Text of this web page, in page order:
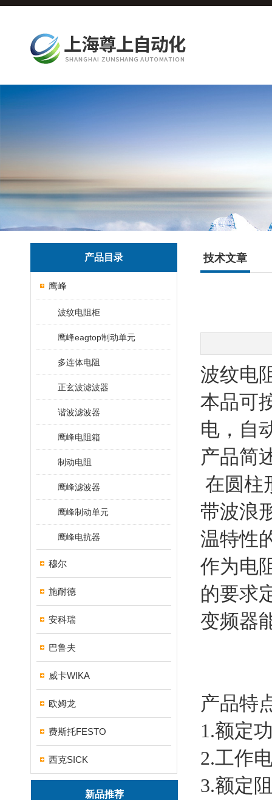
产品目录
鹰峰
波纹电阻柜
鹰峰eagtop制动单元
多连体电阻
正玄波滤波器
谐波滤波器
鹰峰电阻箱
制动电阻
鹰峰滤波器
鹰峰制动单元
鹰峰电抗器
穆尔
施耐德
安科瑞
巴鲁夫
威卡WIKA
欧姆龙
费斯托FESTO
西克SICK
新品推荐
技术文章
波纹电
本品可
电，自
产品简
在圆柱
带波浪
温特性
作为电
的要求
变频器
产品特
1.额定
2.工作
3.额定